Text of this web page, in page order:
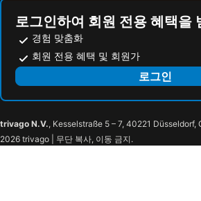
로그인하여 회원 전용 혜택을
경험 맞춤화
회원 전용 혜택 및 회원가
로그인
trivago N.V., Kesselstraße 5 – 7, 40221 Düsseldorf,
2026 trivago | 무단 복사, 이동 금지.